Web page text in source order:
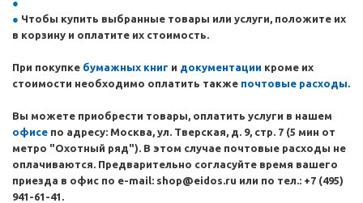
Чтобы купить выбранные товары или услуги, положите их
в корзину и оплатите их стоимость.
При покупке бумажных книг и документации кроме их
стоимости необходимо оплатить также почтовые расходы.
Вы можете приобрести товары, оплатить услуги в нашем
офисе по адресу: Москва, ул. Тверская, д. 9, стр. 7 (5 мин от
метро "Охотный ряд"). В этом случае почтовые расходы не
оплачиваются. Предварительно согласуйте время вашего
приезда в офис по e-mail: shop@eidos.ru или по тел.: +7 (495)
941-61-41.